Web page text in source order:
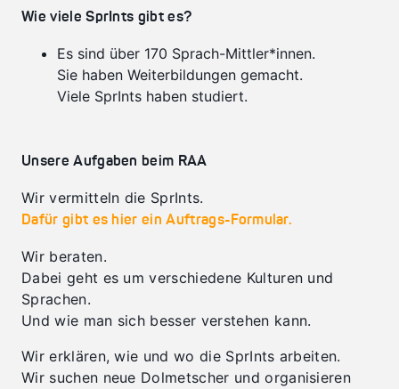
Wie viele SprInts gibt es?
Es sind über 170 Sprach-Mittler*innen.
Sie haben Weiterbildungen gemacht.
Viele SprInts haben studiert.
Unsere Aufgaben beim RAA
Wir vermitteln die SprInts.
Dafür gibt es hier ein Auftrags-Formular.
Wir beraten.
Dabei geht es um verschiedene Kulturen und
Sprachen.
Und wie man sich besser verstehen kann.
Wir erklären, wie und wo die SprInts arbeiten.
Wir suchen neue Dolmetscher und organisieren